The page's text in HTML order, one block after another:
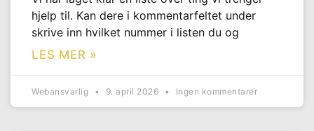
hjelp til. Kan dere i kommentarfeltet under
skrive inn hvilket nummer i listen du og
LES MER »
Webansvarlig 9. april 2026 Ingen kommentarer